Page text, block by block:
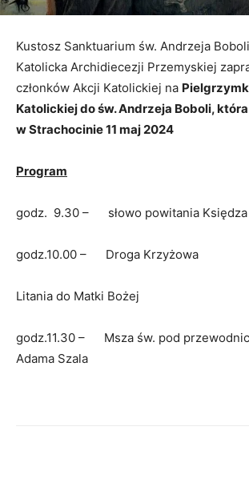
Kustosz Sanktuarium św. Andrzeja
Katolicka Archidiecezji Przemyskiej
członków Akcji Katolickiej na
Katolickiej do św. Andrzeja Boboli,
wStrachocinie 11 maj 2024
Program
godz. 9.30 – słowo powitania Księdza
godz.10.00 – Droga Krzyżowa
Litania do Matki Bożej
godz.11.30 – Msza św. pod
Adama Szala